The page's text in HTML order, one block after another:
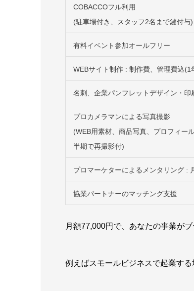
COBACCOフル利用
(駐車場付き、スタッフ2名まで鍵付与)
有料イベント参加オールフリー
WEBサイト制作 : 制作費、管理費込(1
名刺、企業パンフレットデザイン・印
プロカメラマンによる写真撮影
(WEB用素材、商品写真、プロフィール
半期で再撮影付)
プロマーケターによるメンタリング :
協業パートナーのマッチング支援
月額77,000円で、あなたの事業が
例えばスモールビジネスで起業する